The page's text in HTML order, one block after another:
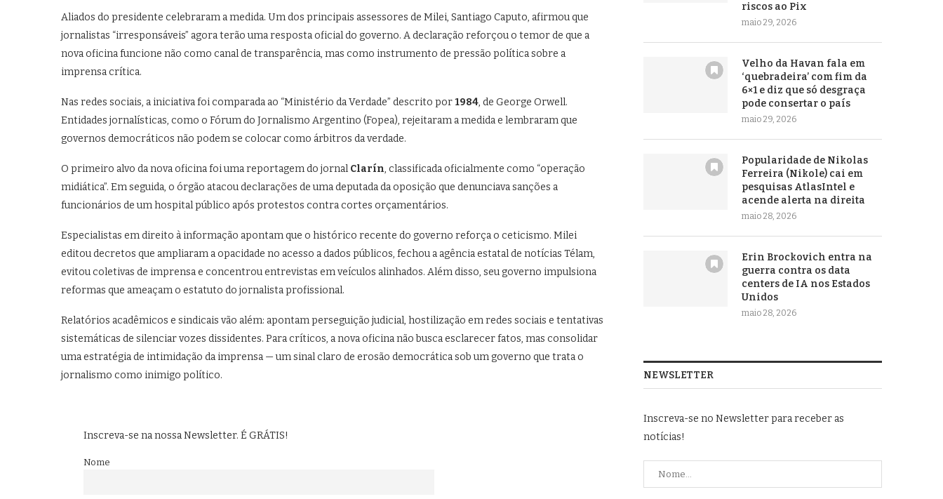
Aliados do presidente celebraram a medida. Um dos principais assessores de Milei, Santiago Caputo, afirmou que
jornalistas “irresponsáveis” agora terão uma resposta oficial do governo. A declaração reforçou o temor de que a
nova oficina funcione não como canal de transparência, mas como instrumento de pressão política sobre a
imprensa crítica.
Nas redes sociais, a iniciativa foi comparada ao “Ministério da Verdade” descrito por1984, de George Orwell.
Entidades jornalísticas, como o Fórum do Jornalismo Argentino (Fopea), rejeitaram a medida e lembraram que
governos democráticos não podem se colocar como árbitros da verdade.
O primeiro alvo da nova oficina foi uma reportagem do jornal Clarín, classificada oficialmente como “operação
midiática”. Em seguida, o órgão atacou declarações de uma deputada da oposição que denunciava sanções a
funcionários de um hospital público após protestos contra cortes orçamentários.
Especialistas em direito à informação apontam que o histórico recente do governo reforça o ceticismo. Milei
editou decretos que ampliaram a opacidade no acesso a dados públicos, fechou a agência estatal de notícias Télam,
evitou coletivas de imprensa e concentrou entrevistas em veículos alinhados. Além disso, seu governo impulsiona
reformas que ameaçam o estatuto do jornalista profissional.
Relatórios acadêmicos e sindicais vão além: apontam perseguição judicial, hostilização em redes sociais e tentativas
sistemáticas de silenciar vozes dissidentes. Para críticos, a nova oficina não busca esclarecer fatos, mas consolidar
uma estratégia de intimidação da imprensa — um sinal claro de erosão democrática sob um governo que trata o
jornalismo como inimigo político.
Inscreva-se na nossa Newsletter. É GRÁTIS!
Nome
riscos ao Pix
maio 29, 2026
Velho da Havan fala em
‘quebradeira’ com fim da
6×1 e diz que só desgraça
pode consertar o país
maio 29, 2026
Popularidade de Nikolas
Ferreira (Nikole) cai em
pesquisas AtlasIntel e
acende alerta na direita
maio 28, 2026
Erin Brockovich entra na
guerra contra os data
centers de IA nos Estados
Unidos
maio 28, 2026
NEWSLETTER
Inscreva-se no Newsletter para receber as
notícias!